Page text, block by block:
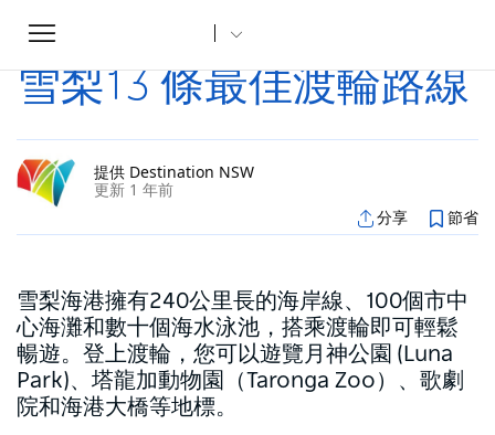
Toggle
navigation
家 雪梨13 條最佳渡輪路線
雪梨13 條最佳渡輪路線
提供 Destination NSW
更新 1 年前
分享 節省
雪梨海港擁有240公里長的海岸線、100個市中
心海灘和數十個海水泳池，搭乘渡輪即可輕鬆
暢遊。登上渡輪，您可以遊覽月神公園 (Luna
Park)、塔龍加動物園（Taronga Zoo）、歌劇
院和海港大橋等地標。